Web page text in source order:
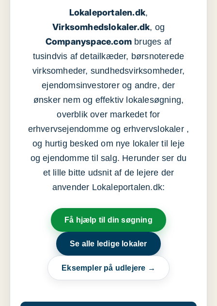
Lokaleportalen.dk,
Virksomhedslokaler.dk, og
Companyspace.com bruges af
tusindvis af detailkæder, børsnoterede
virksomheder, sundhedsvirksomheder,
ejendomsinvestorer og andre, der
ønsker nem og effektiv lokalesøgning,
overblik over markedet for
erhvervsejendomme og erhvervslokaler ,
og hurtig besked om nye lokaler til leje
og ejendomme til salg. Herunder ser du
et lille bitte udsnit af de lejere der
anvender Lokaleportalen.dk:
Få hjælp til din søgning
Se alle ledige lokaler
Eksempler på udlejere →